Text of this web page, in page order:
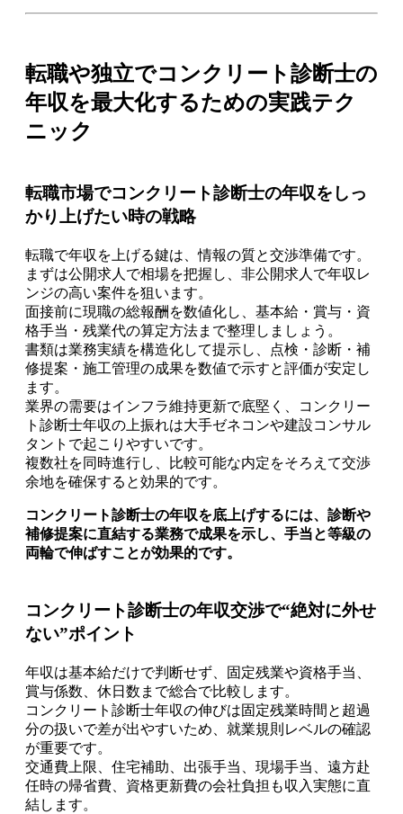
転職や独立でコンクリート診断士の
年収を最大化するための実践テク
ニック
転職市場でコンクリート診断士の年収をしっ
かり上げたい時の戦略
転職で年収を上げる鍵は、情報の質と交渉準備です。
まずは公開求人で相場を把握し、非公開求人で年収レ
ンジの高い案件を狙います。
面接前に現職の総報酬を数値化し、基本給・賞与・資
格手当・残業代の算定方法まで整理しましょう。
書類は業務実績を構造化して提示し、点検・診断・補
修提案・施工管理の成果を数値で示すと評価が安定し
ます。
業界の需要はインフラ維持更新で底堅く、コンクリー
ト診断士年収の上振れは大手ゼネコンや建設コンサル
タントで起こりやすいです。
複数社を同時進行し、比較可能な内定をそろえて交渉
余地を確保すると効果的です。
コンクリート診断士の年収を底上げするには、診断や
補修提案に直結する業務で成果を示し、手当と等級の
両輪で伸ばすことが効果的です。
コンクリート診断士の年収交渉で“絶対に外せ
ない”ポイント
年収は基本給だけで判断せず、固定残業や資格手当、
賞与係数、休日数まで総合で比較します。
コンクリート診断士年収の伸びは固定残業時間と超過
分の扱いで差が出やすいため、就業規則レベルの確認
が重要です。
交通費上限、住宅補助、出張手当、現場手当、遠方赴
任時の帰省費、資格更新費の会社負担も収入実態に直
結します。